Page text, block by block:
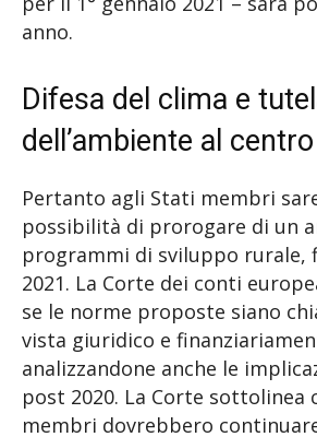
anno.
Difesa del clima e
dell’ambiente al centro
Pertanto agli Stati membri
possibilità di prorogare di un
programmi di sviluppo rurale,
2021. La Corte dei conti
se le norme proposte siano
vista giuridico e
analizzandone anche le
post 2020. La Corte sottolinea
membri dovrebbero